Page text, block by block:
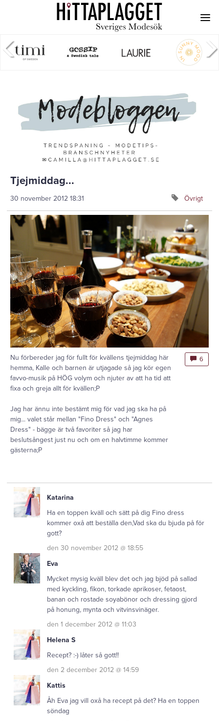
Tjejmiddag...
30 november 2012 18:31 Övrigt
Nu förbereder jag för fullt för kvällens tjejmiddag här
hemma, Kalle och barnen är utjagade så jag kör egen
favvo-musik på HÖG volym och njuter av att ha tid att
fixa och greja allt för kvällen;P
Jag har ännu inte bestämt mig för vad jag ska ha på
mig... valet står mellan "Fino Dress" och "Agnes
Dress" - bägge är två favoriter så jag har
beslutsångest just nu och om en halvtimme kommer
gästerna;P
6
Katarina
Ha en toppen kväll och sätt på dig Fino dress
kommer oxå att beställa den,Vad ska du bjuda på för
gott?
den 30 november 2012 @ 18:55
Eva
Mycket mysig kväll blev det och jag bjöd på sallad
med kyckling, fikon, torkade aprikoser, fetaost,
banan och rostade soyabönor och dressing gjord
på honung, mynta och vitvinsvinäger.
den 1 december 2012 @ 11:03
Helena S
Recept? :-) låter så gott!!
den 2 december 2012 @ 14:59
Kattis
Åh Eva jag vill oxå ha recept på det? Ha en toppen
söndag